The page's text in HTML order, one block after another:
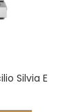
Silvia E